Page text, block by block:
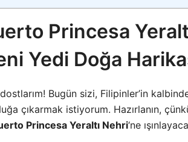
Princesa
Yedi Doğa
dostlarım! Bugün sizi, Filipinler’in
çıkarmak istiyorum. Hazırlanın,
Princesa Yeraltı Nehri‘ne